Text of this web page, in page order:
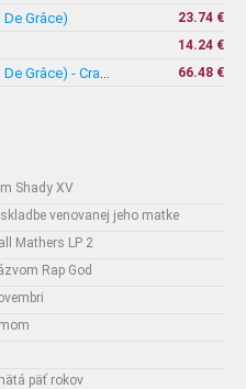
Grâce) 23.74 €
14.24 €
The Death Of Slim Shady (Coup De Grâce) - Crayon Vinyl
66.48 €
Shady XV
venovanej jeho matke
Mathers LP 2
Rap God
päť rokov